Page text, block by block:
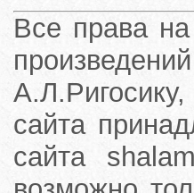
Все права на
сайта
сайта